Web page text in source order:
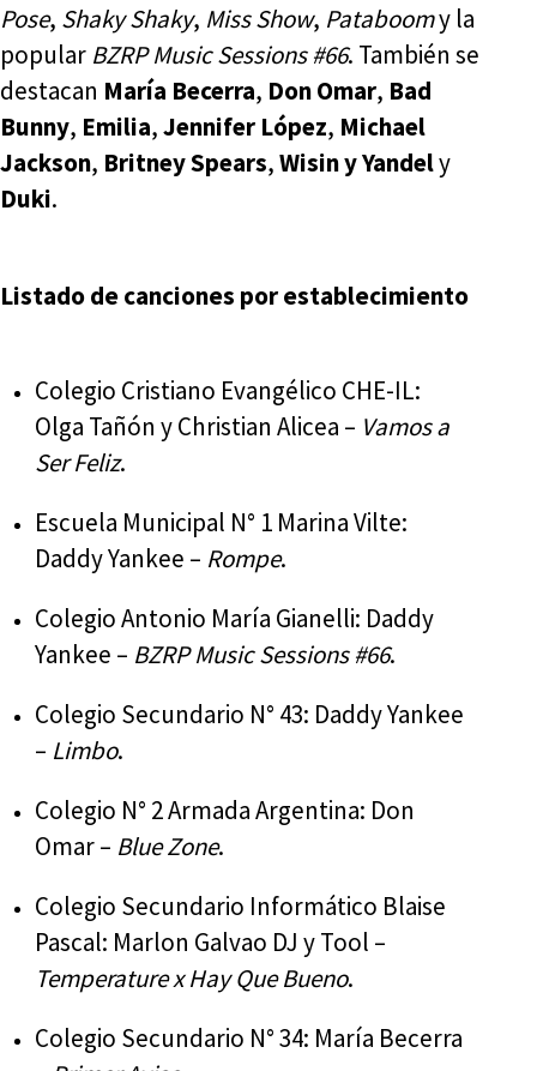
Pose, Shaky Shaky, Miss Show, Pataboomy la
popular BZRP Music Sessions #66. También se
destacan María Becerra, Don Omar, Bad
Bunny, Emilia,Jennifer López, Michael
Jackson, Britney Spears,Wisin y Yandely
Duki.
Listado de canciones por establecimiento
Colegio Cristiano Evangélico CHE-IL:
Olga Tañón y Christian Alicea – Vamos a
Ser Feliz.
Escuela Municipal N° 1 Marina Vilte:
Daddy Yankee – Rompe.
Colegio Antonio María Gianelli: Daddy
Yankee – BZRP Music Sessions #66.
Colegio Secundario N° 43: Daddy Yankee
– Limbo.
Colegio N° 2 Armada Argentina: Don
Omar – Blue Zone.
Colegio Secundario Informático Blaise
Pascal: Marlon Galvao DJ y Tool –
Temperature x Hay Que Bueno.
Colegio Secundario N° 34: María Becerra